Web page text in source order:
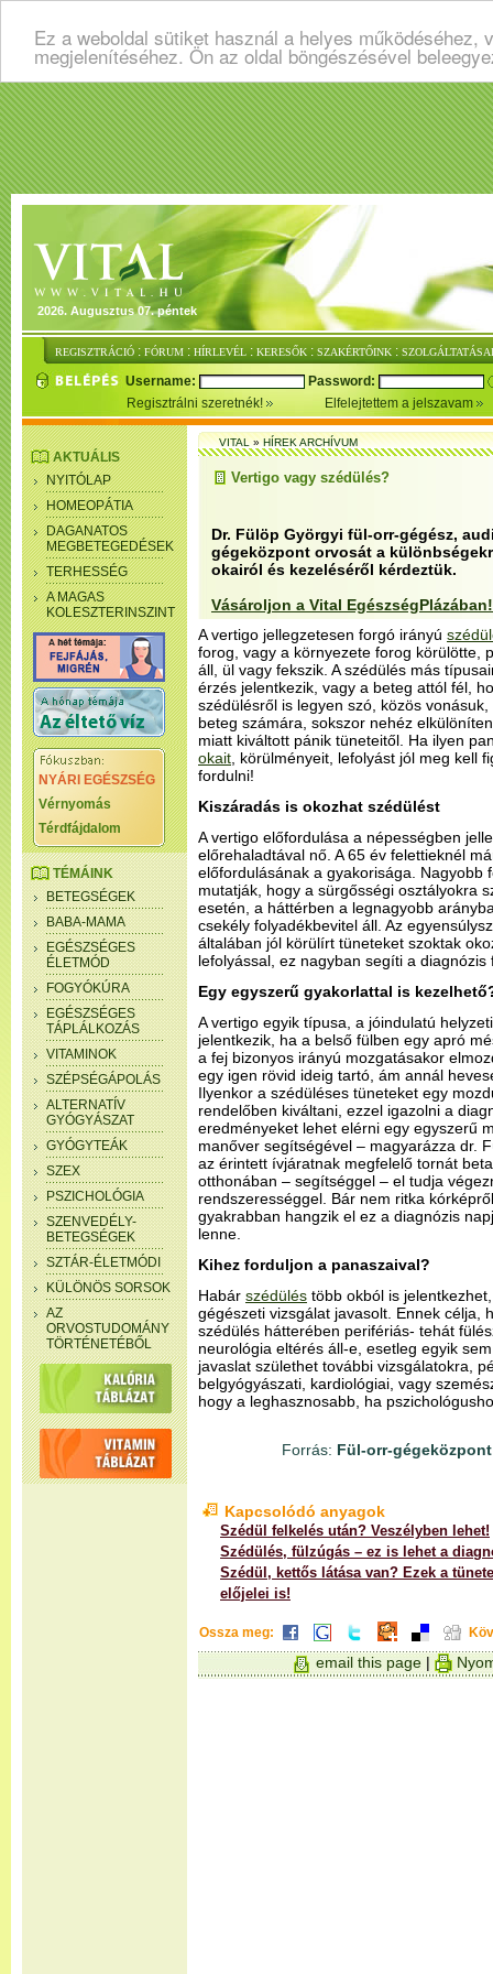
Ez a weboldal sütiket használ a helyes
megjelenítéséhez. Ön az oldal böngészésével
2026. Augusztus 07. péntek
REGISZTRÁCIÓ : FÓRUM : HÍRLEVÉL : KERESŐK : SZAKÉRTŐINK :
Username:
Password:
Regisztrálni szeretnék!
Elfelejtettem a jelszavam
AKTUÁLIS
NYITÓLAP
HOMEOPÁTIA
DAGANATOS
MEGBETEGEDÉSEK
TERHESSÉG
A MAGAS
KOLESZTERINSZINT
NYÁRI EGÉSZSÉG
Vérnyomás
Térdfájdalom
TÉMÁINK
BETEGSÉGEK
BABA-MAMA
EGÉSZSÉGES
ÉLETMÓD
FOGYÓKÚRA
EGÉSZSÉGES
TÁPLÁLKOZÁS
VITAMINOK
SZÉPSÉGÁPOLÁS
ALTERNATÍV
GYÓGYÁSZAT
GYÓGYTEÁK
SZEX
PSZICHOLÓGIA
SZENVEDÉLY-
BETEGSÉGEK
SZTÁR-ÉLETMÓDI
KÜLÖNÖS SORSOK
AZ
ORVOSTUDOMÁNY
TÖRTÉNETÉBŐL
VITAL»HÍREK ARCHÍVUM
Vertigo vagy szédülés?
Dr. Fülöp Györgyi fül-orr-gégész,
gégeközpont orvosát a
okairól és kezeléséről kérdeztük.
Vásároljon a Vital EgészségPlázában!
A vertigo jellegzetesen forgó irányú
forog, vagy a környezete forog körülötte,
áll, ül vagy fekszik. A szédülés más
érzés jelentkezik, vagy a beteg attól fél,
szédülésről is legyen szó, közös
beteg számára, sokszor nehéz
miatt kiváltott pánik tüneteitől. Ha ilyen
okait , körülményeit, lefolyást jól meg kell
fordulni!
Kiszáradás is okozhat szédülést
A vertigo előfordulása a népességben
előrehaladtával nő. A 65 év felettieknél
előfordulásának a gyakorisága. Nagyobb
mutatják, hogy a sürgősségi osztályokra
esetén, a háttérben a legnagyobb
csekély folyadékbevitel áll. Az
általában jól körülírt tüneteket szoktak
lefolyással, ez nagyban segíti a diagnózis
Egy egyszerű gyakorlattal is
A vertigo egyik típusa, a jóindulatú
jelentkezik, ha a belső fülben egy apró
a fej bizonyos irányú mozgatásakor
egy igen rövid ideig tartó, ám annál
Ilyenkor a szédüléses tüneteket egy
rendelőben kiváltani, ezzel igazolni a
eredményeket lehet elérni egy egyszerű
manőver segítségével – magyarázza dr.
az érintett ívjáratnak megfelelő tornát
otthonában – segítséggel – el tudja
rendszerességgel. Bár nem ritka
gyakrabban hangzik el ez a diagnózis
lenne.
Kihez forduljon a panaszaival?
Habár szédülés több okból is
gégészeti vizsgálat javasolt. Ennek célja,
szédülés hátterében perifériás- tehát
neurológia eltérés áll-e, esetleg egyik
javaslat születhet további vizsgálatokra,
belgyógyászati, kardiológiai, vagy
hogy a leghasznosabb, ha
Forrás: Fül-orr-
Kapcsolódó anyagok
Szédül felkelés után? Veszélyben lehet!
Szédülés, fülzúgás – ez is lehet a
Szédül, kettős látása van? Ezek a
előjelei is!
Ossza meg:
email this page |